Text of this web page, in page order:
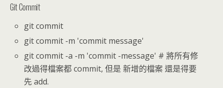
Git Commit
git commit
git commit -m 'commit message'
git commit -a -m 'commit -message' # 將所有修
改過得檔案都 commit, 但是 新增的檔案 還是得要
先 add.